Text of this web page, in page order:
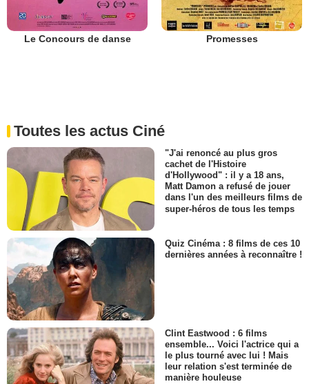
Le Concours de danse Promesses
Toutes les actus Ciné
"J'ai renoncé au plus gros
cachet de l'Histoire
d'Hollywood" : il y a 18 ans,
Matt Damon a refusé de jouer
dans l'un des meilleurs films de
super-héros de tous les temps
Quiz Cinéma : 8 films de ces 10
dernières années à reconnaître !
Clint Eastwood : 6 films
ensemble... Voici l'actrice qui a
le plus tourné avec lui ! Mais
leur relation s'est terminée de
manière houleuse